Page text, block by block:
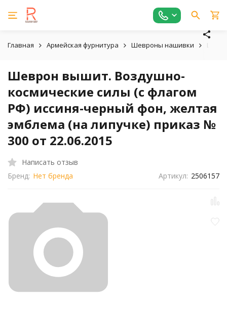
Главная Армейская фурнитура Шевроны нашивки
Шеврон вышит. Воздушно-
космические силы (с флагом
РФ) иссиня-черный фон, желтая
эмблема (на липучке) приказ №
300 от 22.06.2015
Написать отзыв
Бренд: Нет бренда Артикул: 2506157